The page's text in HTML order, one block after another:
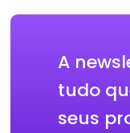
A
tudo
seus